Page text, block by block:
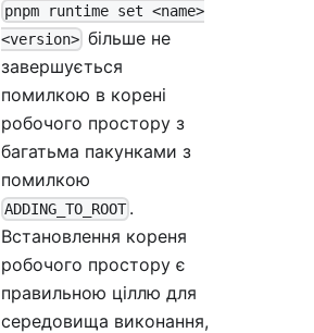
pnpm runtime set <name>
<version> більше не
завершується
помилкою в корені
робочого простору з
багатьма пакунками з
помилкою
ADDING_TO_ROOT .
Встановлення кореня
робочого простору є
правильною ціллю для
середовища виконання,